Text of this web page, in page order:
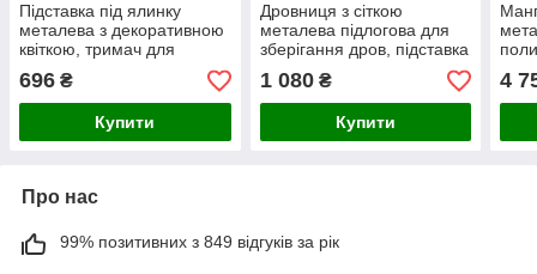
Підставка під ялинку
металева з декоративною
квіткою, тримач для
новорічної ялинки
696 ₴
Купити
Дровниця з сіткою
металева підлогова для
зберігання дров, підставка
для дров камінна
1 080₴
Купити
4
Про нас
99% позитивних з 849 відгуків за рік